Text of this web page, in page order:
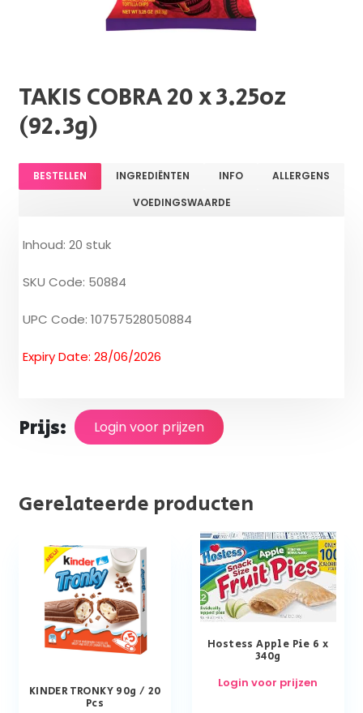
TAKIS COBRA 20 x 3.25oz
(92.3g)
BESTELLEN INGREDIËNTEN INFO
ALLERGENS
VOEDINGSWAARDE
Inhoud: 20 stuk
SKU Code: 50884
UPC Code: 10757528050884
Expiry Date: 28/06/2026
Prijs: Login voor prijzen
Gerelateerde producten
KINDER TRONKY 90g / 20
Pcs
Hostess Apple Pie 6 x
340g
Login voor prijzen